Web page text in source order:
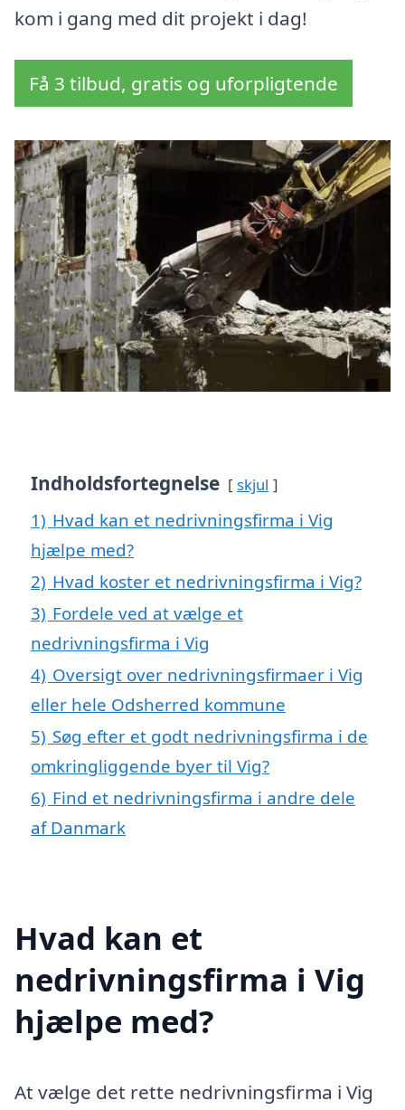
kom i gang med dit projekt i dag!
Få 3 tilbud, gratis og uforpligtende
Indholdsfortegnelse skjul
1) Hvad kan et nedrivningsfirma i Vig
hjælpe med?
2) Hvad koster et nedrivningsfirma i Vig?
3) Fordele ved at vælge et
nedrivningsfirma i Vig
4) Oversigt over nedrivningsfirmaer i Vig
eller hele Odsherred kommune
5) Søg efter et godt nedrivningsfirma i de
omkringliggende byer til Vig?
6) Find et nedrivningsfirma i andre dele
af Danmark
Hvad kan et
nedrivningsfirma i Vig
hjælpe med?
At vælge det rette nedrivningsfirma i Vig